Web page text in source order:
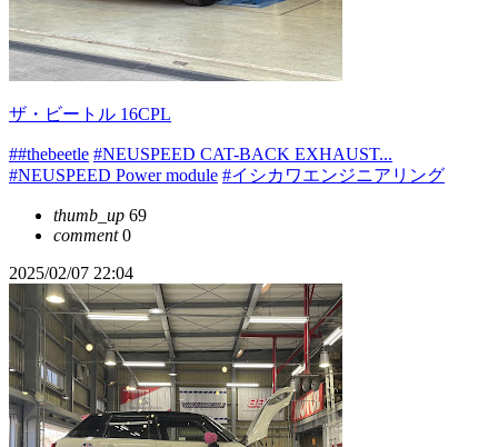
ザ・ビートル 16CPL
##thebeetle #NEUSPEED CAT-BACK EXHAUST...
#NEUSPEED Power module #イシカワエンジニアリング
thumb_up 69
comment0
2025/02/07 22:04